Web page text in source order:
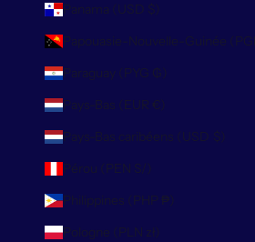
Panama (USD $)
Paraguay (PYG ₲)
Pays-Bas (EUR €)
Pays-Bas caribéens (USD $)
Pérou (PEN S/)
Philippines (PHP ₱)
Pologne (PLN zł)